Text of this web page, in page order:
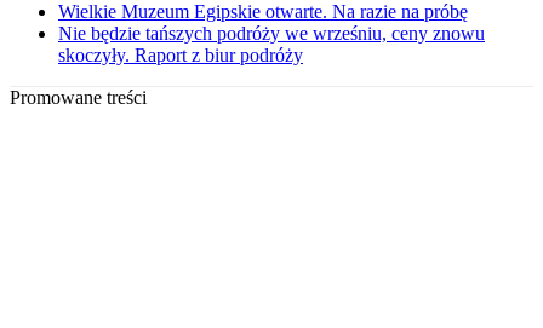
Wielkie Muzeum Egipskie otwarte. Na razie na próbę
Nie będzie tańszych podróży we wrześniu, ceny znowu
skoczyły. Raport z biur podróży
Promowane treści